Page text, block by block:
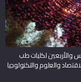
والأربعين لكليات طب
والعلوم والتكنولوجيا